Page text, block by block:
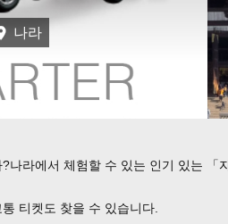
나라
라에서 체험할 수 있는 인기 있는 「
티켓도 찾을 수 있습니다.